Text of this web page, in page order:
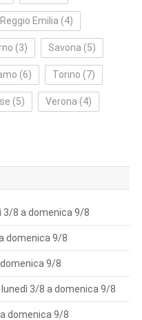
Reggio Emilia (4)
(3) Savona (5)
(6) Torino (7)
(5) Verona (4)
3/8 a domenica 9/8
domenica 9/8
9/8
3/8 a domenica 9/8
domenica 9/8